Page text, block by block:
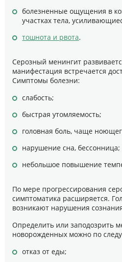
болезненные ощущения в
участках тела,
тошнота и рвота.
Серозный менингит
манифестация встречается
Симптомы болезни:
слабость;
быстрая утомляемость;
головная боль, чаще
нарушение сна, бессонница;
небольшое повышение
По мере прогрессирования
симптоматика расширяется.
возникают нарушения
Определить или заподозрить
новорожденных можно по
отказ от еды;